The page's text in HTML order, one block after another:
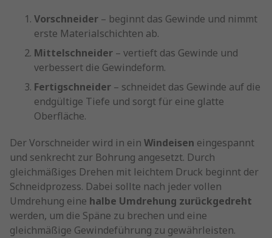
Vorschneider – beginnt das Gewinde und nimmt
erste Materialschichten ab.
Mittelschneider – vertieft das Gewinde und
verbessert die Gewindeform.
Fertigschneider – schneidet das Gewinde auf die
endgültige Tiefe und sorgt für eine glatte
Oberfläche.
Der Vorschneider wird in ein Windeisen eingespannt
und senkrecht zur Bohrung angesetzt. Durch
gleichmäßiges Drehen mit leichtem Druck beginnt der
Schneidprozess. Dabei sollte nach jeder vollen
Umdrehung eine halbe Umdrehung zurückgedreht
werden, um die Späne zu brechen und eine
gleichmäßige Gewindeführung zu gewährleisten.